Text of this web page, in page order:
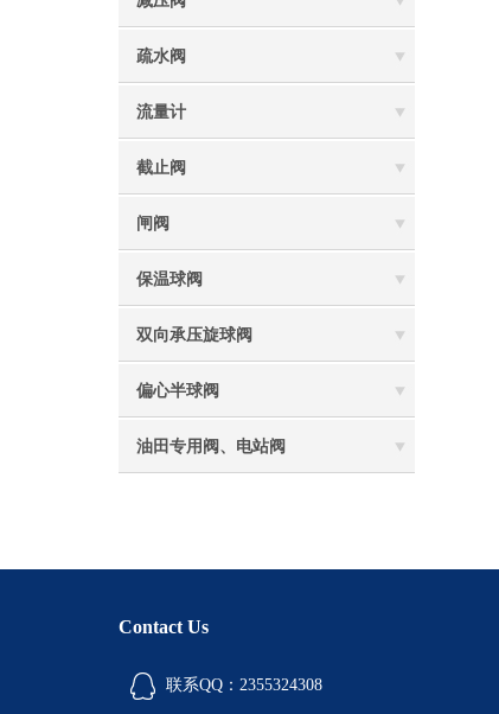
疏水阀
流量计
截止阀
闸阀
保温球阀
双向承压旋球阀
偏心半球阀
油田专用阀、电站阀
Contact Us
联系QQ：2355324308